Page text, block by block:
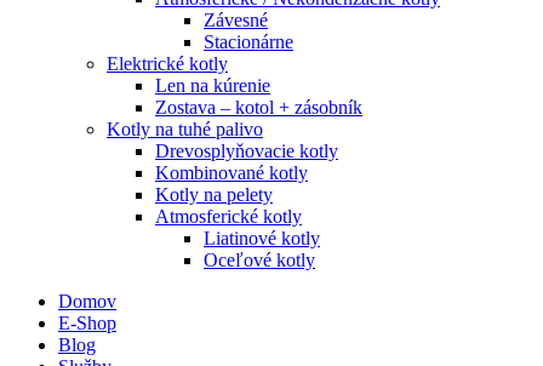
Závesné
Stacionárne
Elektrické kotly
Len na kúrenie
Zostava – kotol + zásobník
Kotly na tuhé palivo
Drevosplyňovacie kotly
Kombinované kotly
Kotly na pelety
Atmosferické kotly
Liatinové kotly
Oceľové kotly
Domov
E-Shop
Blog